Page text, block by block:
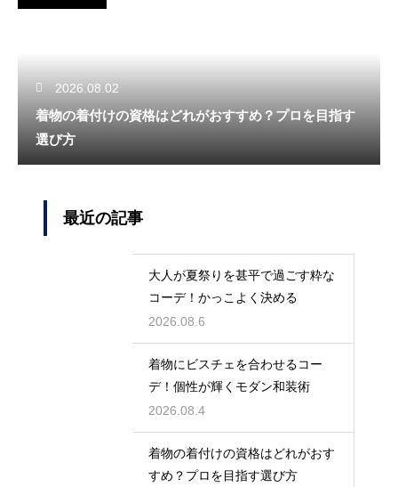
2026.08.02
着物の着付けの資格はどれがおすすめ？プロを目指す
選び方
最近の記事
大人が夏祭りを甚平で過ごす粋な
コーデ！かっこよく決める
2026.08.6
着物にビスチェを合わせるコー
デ！個性が輝くモダン和装術
2026.08.4
着物の着付けの資格はどれがおす
すめ？プロを目指す選び方